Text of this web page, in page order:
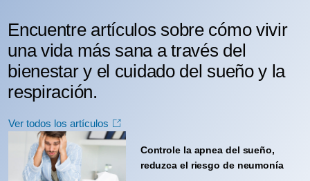
Encuentre artículos sobre cómo vivir
una vida más sana a través del
bienestar y el cuidado del sueño y la
respiración.
Ver todos los artículos
Controle la apnea del sueño,
reduzca el riesgo de neumonía